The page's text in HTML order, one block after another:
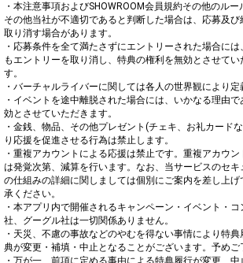
・本注意事項およびSHOWROOM会員規約その他のル
その他当社が不適切であると判断した場合は、応募及
取り消す場合があります。
・応募条件を全て満たさずにエントリーされた場合に
もエントリーを取り消し、特典の権利を無効とさせてい
す。
・バーチャルライバーに関しては各人の世界観により定
・イベントを途中離脱された場合には、いかなる理由
効とさせていただきます。
・金銭、物品、その他プレゼント(チェキ、お礼カード
り応援を促進させる行為は禁止します。
・重複アカウントによる応援は禁止です。重複アカウ
は発覚次第、減算を行います。なお、当サービスのセ
の仕組みの詳細に関しましては個別にご案内を差し上げ
承ください。
・本アプリ内で開催されるキャンペーン・イベント・
社、グーグル社は一切関係ありません。
・天災、不慮の事故などのやむを得ない事情により特
典が変更・補填・中止となることがございます。予めご
・万が一、前項に定める事由による特典履行が変更、